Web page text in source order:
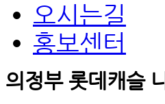
오시는길
홍보센터
의정부 롯데캐슬